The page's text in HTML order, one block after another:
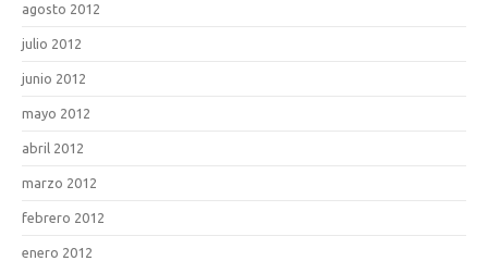
agosto 2012
julio 2012
junio 2012
mayo 2012
abril 2012
marzo 2012
febrero 2012
enero 2012